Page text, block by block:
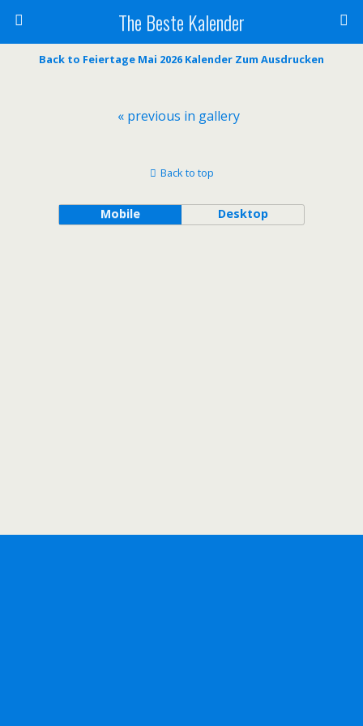
The Beste Kalender
Back to Feiertage Mai 2026 Kalender Zum Ausdrucken
« previous in gallery
Back to top
Mobile Desktop